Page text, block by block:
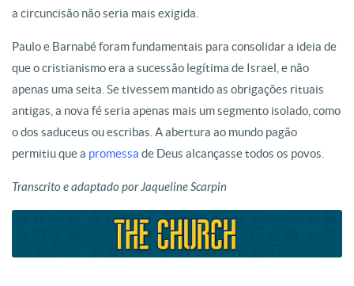
a circuncisão não seria mais exigida.
Paulo e Barnabé foram fundamentais para consolidar a ideia de
que o cristianismo era a sucessão legítima de Israel, e não
apenas uma seita. Se tivessem mantido as obrigações rituais
antigas, a nova fé seria apenas mais um segmento isolado, como
o dos saduceus ou escribas. A abertura ao mundo pagão
permitiu que a promessa de Deus alcançasse todos os povos.
Transcrito e adaptado por Jaqueline Scarpin